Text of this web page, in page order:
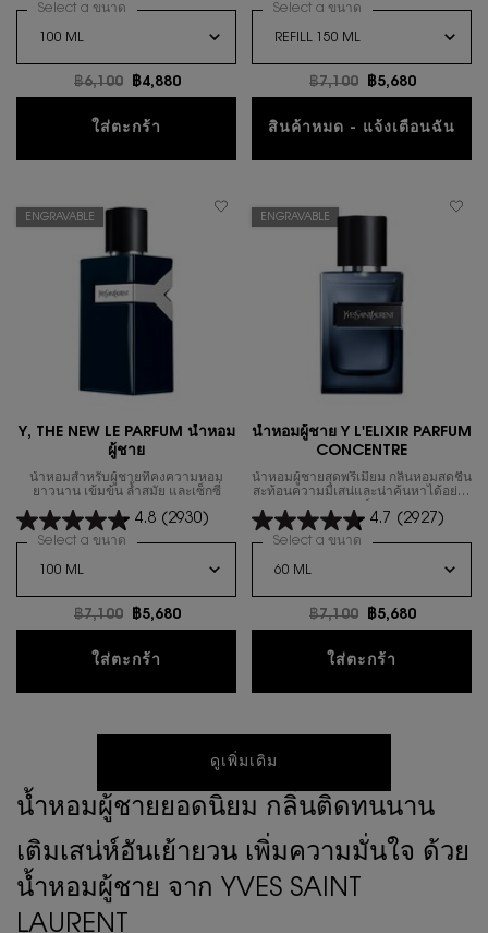
Select a ขนาด for นํ้าหอมผู้ชาย Y EAU DE PARFUM
ราคาเก่า
฿6,100 ราคาใหม่
฿4,880
ใส่ตะกร้า นํ้าหอมผู้ชาย Y EAU DE PARFUM
Select a ขนาด for นํ้าหอมผู้ชาย Y
ราคาเก่า
฿7,100 ราคาใหม่
฿5,680
สินค้าหมด - แจ้งเตือนฉัน
ENGRAVABLE
Y, THE NEW LE PARFUM น้ำหอม
ผู้ชาย
น้ำหอมสำหรับผู้ชายที่คงความหอม
ยาวนาน เข้มข้น ล้ำสมัย และเซ็กซี่
4.8 (2930)
Select a ขนาด for Y, THE NEW LE PARFUM น้ำหอมผู้ชาย
ราคาเก่า
฿7,100 ราคาใหม่
฿5,680
ใส่ตะกร้า Y, THE NEW LE PARFUM น้ำหอมผู้ชาย
ENGRAVABLE
น้ำหอมผู้ชาย Y L'ELIXIR PARFUM
CONCENTRE
น้ำหอมผู้ชายสุดพรีเมี่ยม กลิ่นหอมสดชื่น
สะท้อนความมีเสน่และน่าค้นหาได้อย่าง
4.7 (2927)
Select a ขนาด for น้ำหอมผู้ชาย Y
ราคาเก่า
฿7,100 ราคาใหม่
฿5,680
ใส่ตะกร้า
ดูเพิ่มเติม
น้ำหอมผู้ชายยอดนิยม กลิ่นติดทนนาน
เติมเสน่ห์อันเย้ายวน เพิ่มความมั่นใจ ด้วย
น้ำหอมผู้ชาย จาก YVES SAINT
LAURENT